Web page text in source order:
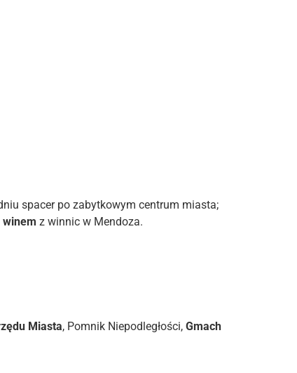
spacer po zabytkowym centrum miasta;
winem z winnic w Mendoza.
Miasta, Pomnik Niepodległości,Gmach